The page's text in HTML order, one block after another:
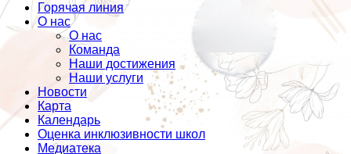
Горячая линия
О нас
О нас
Команда
Наши достижения
Наши услуги
Новости
Карта
Календарь
Оценка инклюзивности школ
Медиатека